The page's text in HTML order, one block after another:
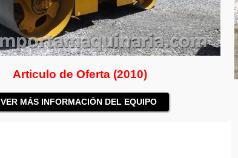
Articulo de Oferta (2010)
VER MÁS INFORMACIÓN DEL EQUIPO